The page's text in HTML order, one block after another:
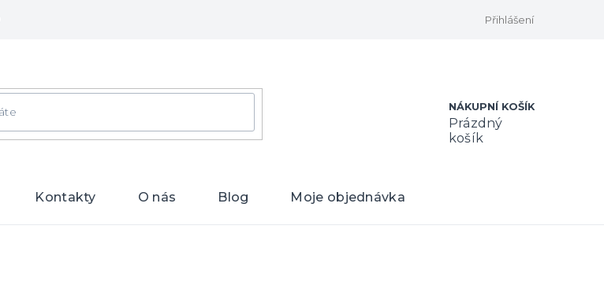
Přihlášení
NÁKUPNÍ KOŠÍK
Prázdný
košík
Kontakty O nás Blog Moje objednávka